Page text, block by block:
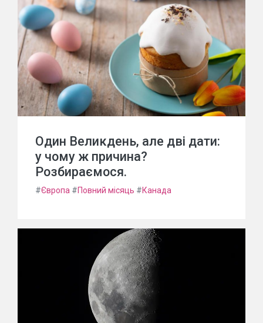
Один Великдень, але дві дати:
у чому ж причина?
Розбираємося.
#Європа #Повний місяць #Канада